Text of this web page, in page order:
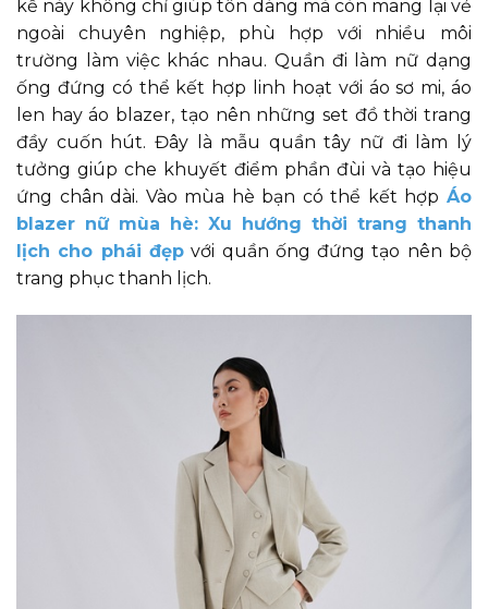
kế này không chỉ giúp tôn dáng mà còn mang lại vẻ
ngoài chuyên nghiệp, phù hợp với nhiều môi
trường làm việc khác nhau. Quần đi làm nữ dạng
ống đứng có thể kết hợp linh hoạt với áo sơ mi, áo
len hay áo blazer, tạo nên những set đồ thời trang
đầy cuốn hút. Đây là mẫu quần tây nữ đi làm lý
tưởng giúp che khuyết điểm phần đùi và tạo hiệu
ứng chân dài. Vào mùa hè bạn có thể kết hợp Áo
blazer nữ mùa hè: Xu hướng thời trang thanh
lịch cho phái đẹpvới quần ống đứng tạo nên bộ
trang phục thanh lịch.